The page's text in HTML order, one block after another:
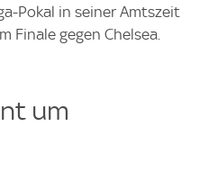
Pokal in seiner Amtszeit
Finale gegen Chelsea.
um